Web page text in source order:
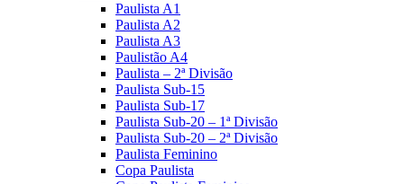
Paulista A1
Paulista A2
Paulista A3
Paulistão A4
Paulista – 2ª Divisão
Paulista Sub-15
Paulista Sub-17
Paulista Sub-20 – 1ª Divisão
Paulista Sub-20 – 2ª Divisão
Paulista Feminino
Copa Paulista